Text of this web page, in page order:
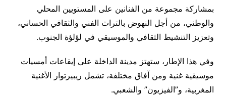
بمشاركة مجموعة من الفنانين على المستويين المحلي
والوطني، من أجل النهوض بالتراث الفني والثقافي الحساني،
وتعزيز التنشيط الثقافي والموسيقي في لؤلؤة الجنوب.
وفي هذا الإطار، ستهتز مدينة الداخلة على إيقاعات أمسيات
موسيقية غنية ومن آفاق مختلفة، تشمل ريبيرتوار الأغنية
المغربية، و”الفيزيون” والشعبي.